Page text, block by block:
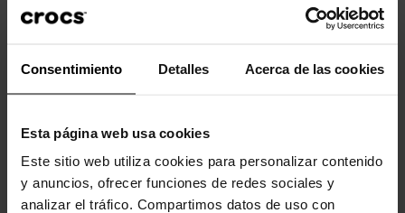
Consentimiento Detalles Acerca de las cookies
Esta página web usa cookies
Este sitio web utiliza cookies para personalizar contenido
y anuncios, ofrecer funciones de redes sociales y
analizar el tráfico. Compartimos datos de uso con
de...
49,90 € 39,92 €
-20%